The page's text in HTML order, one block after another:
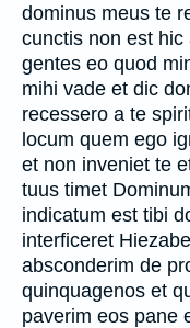
dominus meus te
cunctis non est
gentes eo quod
mihi vade et dic
recessero a te
locum quem ego
et non inveniet te
tuus timet
indicatum est tibi
interficeret
absconderim de
quinquagenos et
paverim eos pane